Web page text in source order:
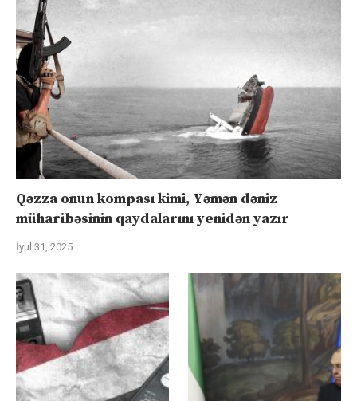
Qəzza onun kompası kimi, Yəmən dəniz
müharibəsinin qaydalarını yenidən yazır
İyul 31, 2025